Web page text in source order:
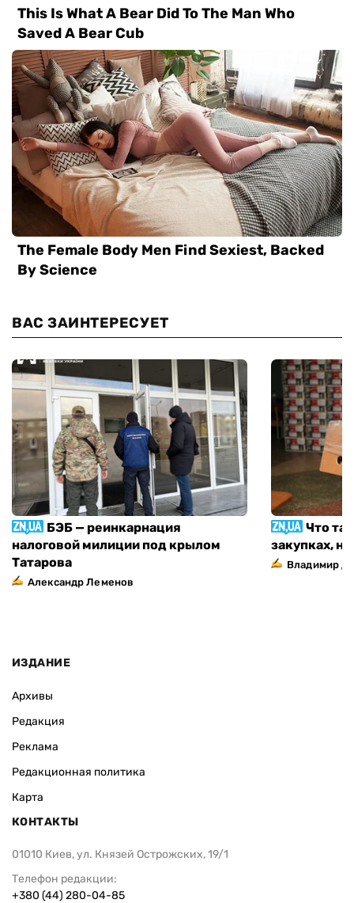
ВАС ЗАИНТЕРЕСУЕТ
БЭБ — реинкарнация
налоговой милиции под крылом
Татарова
Александр Леменов
Что
закупках,
Владимир
ИЗДАНИЕ
Архивы
Редакция
Реклама
Редакционная политика
Карта
КОНТАКТЫ
01010 Киев, ул. Князей Острожских, 19/1
Телефон редакции:
+380 (44) 280-04-85